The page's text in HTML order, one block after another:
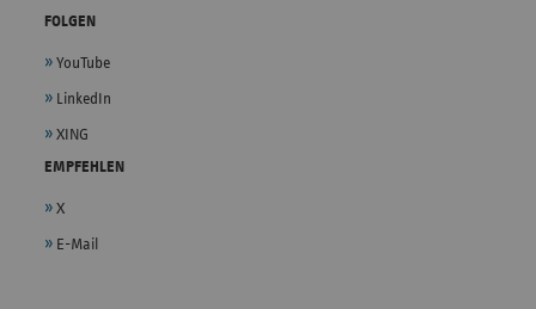
FOLGEN
YouTube
LinkedIn
XING
EMPFEHLEN
X
E-Mail